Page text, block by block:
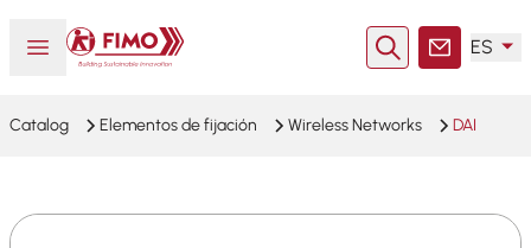
Abrir o cerrar el menú
Volver a la página principal
Buscar enContacto
ES
Catalog Elementos de fijación Wireless Networks DAI